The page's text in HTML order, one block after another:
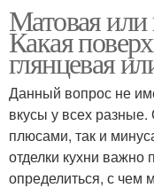
алюминиевом
Матовая или
Какая
глянцевая
Данный вопрос не
вкусы у всех
плюсами, так и
отделки кухни важно
определиться, с чем